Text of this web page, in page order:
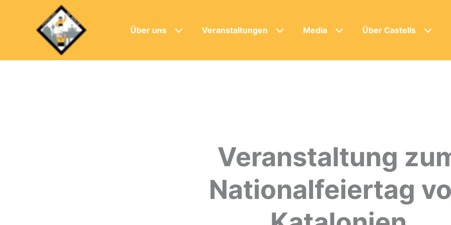
Über uns Veranstaltungen Media Über Castells
Veranstaltung
Nationalfeiertag